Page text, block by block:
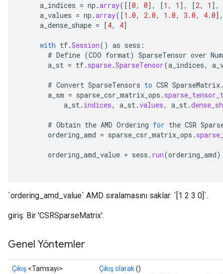
a_indices = np .array( [[0, 0] , [1 , 1 ] , [2, 1 ] ,
a_values = np .array( [1.0, 2.0, 1.0, 3.0, 4.0] ,
a_dense_shape = [4, 4]
with tf.Session() as sess :
# Define (COO format) SparseTensor over
a_st = tf. sparse.SparseTensor(a_indices,
# Convert SparseTensors to CSR SparseMatrix
a_sm = sparse_csr_matrix_ops .
a_st. indices, a_st.values, a_st.
# Obtain the AMD Ordering for the CSR
ordering_amd = sparse_csr_matrix_ops .
ordering_amd_value = sess . run(ordering_amd)
`ordering_amd_value` AMD sıralamasını saklar: `[1 2 3 0]`.
giriş: Bir 'CSRSparseMatrix'.
Genel Yöntemler
Çıkış <Tamsayı> Çıkış olarak()